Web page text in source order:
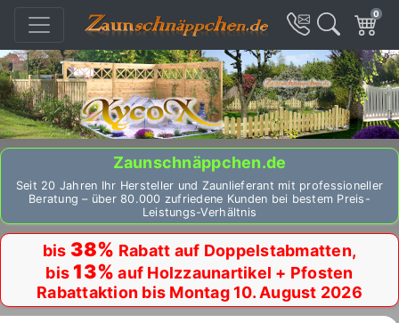
0
Zaunschnäppchen.de
Seit 20 Jahren Ihr Hersteller und Zaunlieferant mit professioneller
Beratung – über 80.000 zufriedene Kunden bei bestem Preis-
Leistungs-Verhältnis
bis 38% Rabatt auf Doppelstabmatten,
bis 13% auf Holzzaunartikel + Pfosten
Rabattaktion bis Montag 10. August 2026